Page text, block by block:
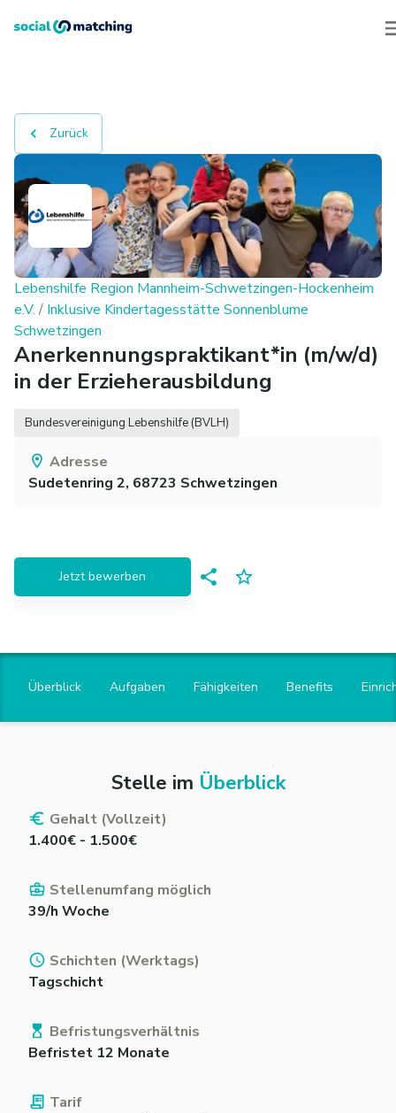
Zurück
Lebenshilfe Region Mannheim-Schwetzingen-Hockenheim
e.V. / Inklusive Kindertagesstätte Sonnenblume
Schwetzingen
Anerkennungspraktikant*in (m/w/d)
in der Erzieherausbildung
Bundesvereinigung Lebenshilfe (BVLH)
Adresse
Sudetenring 2, 68723 Schwetzingen
Jetzt bewerben
Überblick Aufgaben Fähigkeiten Benefits
Stelle im Überblick
Gehalt (Vollzeit)
1.400€ - 1.500€
Stellenumfang möglich
39/h Woche
Schichten (Werktags)
Tagschicht
Befristungsverhältnis
Befristet 12 Monate
Tarif